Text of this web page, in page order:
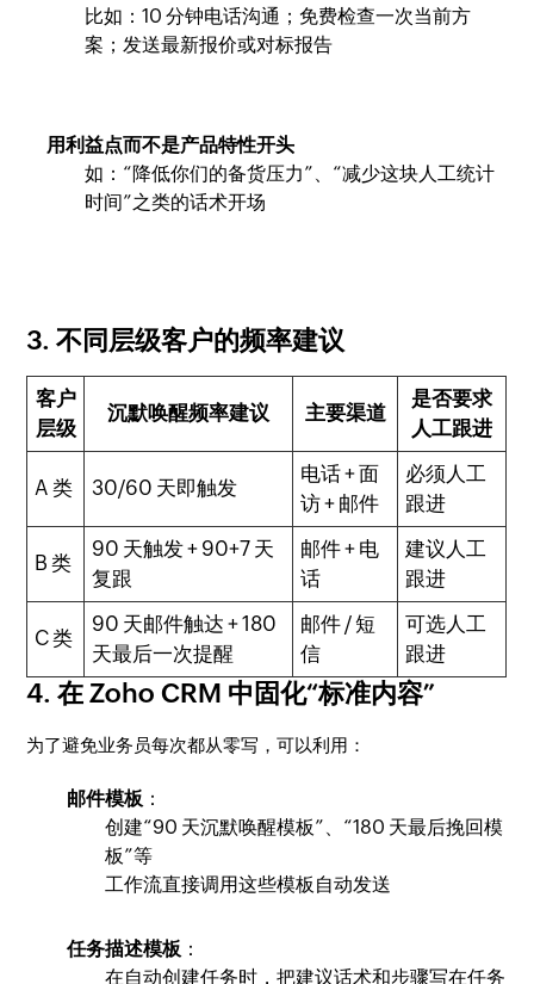
比如：10 分钟电话沟通；免费检查一次当前方
案；发送最新报价或对标报告
用利益点而不是产品特性开头
如：“降低你们的备货压力”、“减少这块人工统计
时间”之类的话术开场
3. 不同层级客户的频率建议
客户
层级
沉默唤醒频率建议 主要渠道
是否要求
人工跟进
A 类 30/60 天即触发
电话 + 面
访 + 邮件
必须人工
跟进
B 类
90 天触发 + 90+7 天
复跟
邮件 + 电
话
建议人工
跟进
C 类
90 天邮件触达 + 180
天最后一次提醒
邮件 / 短
信
可选人工
跟进
4. 在 Zoho CRM 中固化“标准内容”
为了避免业务员每次都从零写，可以利用：
邮件模板 ：
创建“90 天沉默唤醒模板”、“180 天最后挽回模
板”等
工作流直接调用这些模板自动发送
任务描述模板 ：
在自动创建任务时，把建议话术和步骤写在任务